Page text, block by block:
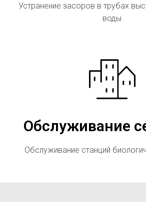
Устранение засоров в трубах
воды
Обслуживание
Обслуживание станций